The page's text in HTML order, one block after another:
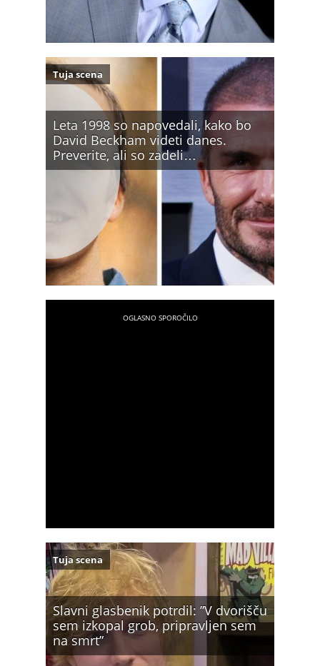
Leta 1998 so napovedali, kako bo
David Beckham videti danes.
Preverite, ali so zadeli…
Tuja scena
Slavni glasbenik potrdil: ”V dvorišču
sem izkopal grob, pripravljen sem
na smrt”
Tuja scena